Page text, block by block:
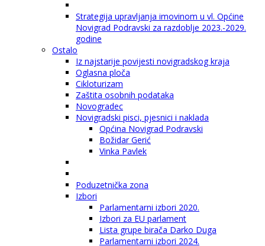
Strategija upravljanja imovinom u vl. Općine
Novigrad Podravski za razdoblje 2023.-2029.
godine
Ostalo
Iz najstarije povijesti novigradskog kraja
Oglasna ploča
Cikloturizam
Zaštita osobnih podataka
Novogradec
Novigradski pisci, pjesnici i naklada
Općina Novigrad Podravski
Božidar Gerić
Vinka Pavlek
Poduzetnička zona
Izbori
Parlamentarni izbori 2020.
Izbori za EU parlament
Lista grupe birača Darko Duga
Parlamentarni izbori 2024.